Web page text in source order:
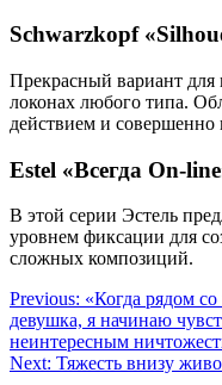
Schwarzkopf
Прекрасный вариант
локонах любого типа.
действием и совершенно
Estel «Всегда On-
В этой серии Эстель
уровнем фиксации для
сложных композиций.
Навигация
по
записям
Previous: «Когда рядом
девушка, я начинаю
неинтересным
Next: Тяжесть внизу